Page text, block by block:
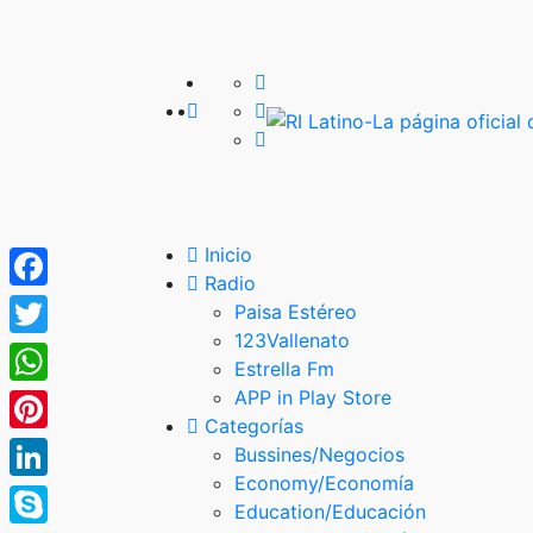
Inicio
Radio
Paisa Estéreo
123Vallenato
Estrella Fm
APP in Play Store
Categorías
Bussines/Negocios
Economy/Economía
Education/Educación
Facebook
Twitter
WhatsApp
Pinterest
LinkedIn